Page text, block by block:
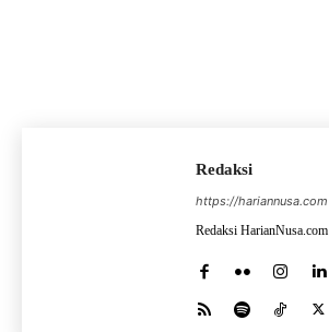
Redaksi
https://hariannusa.com
Redaksi HarianNusa.com